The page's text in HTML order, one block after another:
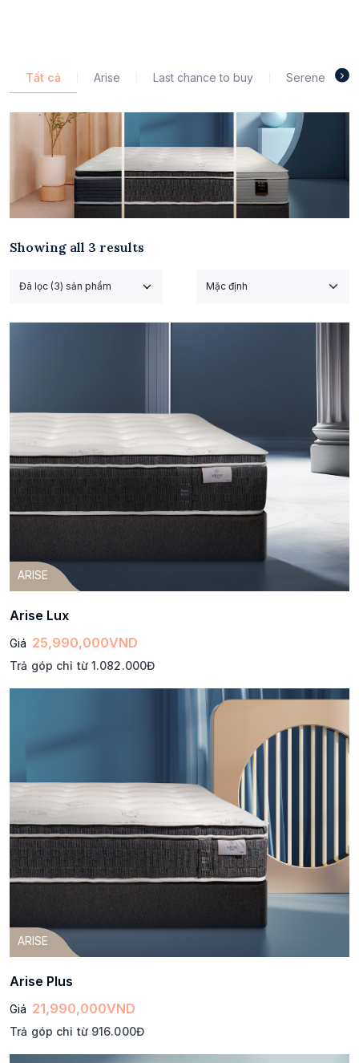
Tất cả Arise Last chance to buy Serene
Showing all 3 results
Đã lọc (3) sản phẩm
ARISE
Arise Lux
Giá 25,990,000VND
Trả góp chỉ từ 1.082.000Đ
ARISE
Arise Plus
Giá 21,990,000VND
Trả góp chỉ từ 916.000Đ